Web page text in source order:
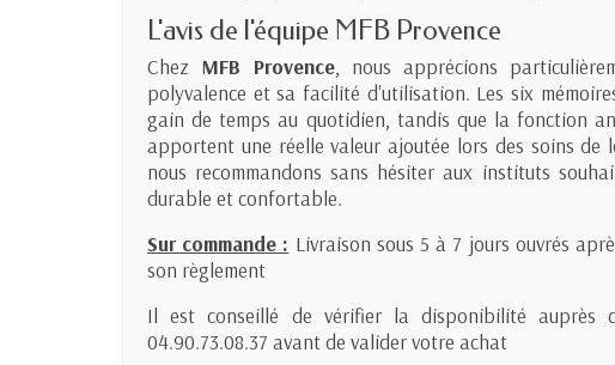
L'avis de l'équipe MFB Provence
Chez MFB Provence, nous apprécions
polyvalence et sa facilité d'utilisation. Les six
gain de temps au quotidien, tandis que la fonction
apportent une réelle valeur ajoutée lors des soins de
nous recommandons sans hésiter aux instituts
durable et confortable.
Sur commande : Livraison sous 5 à 7 jours ouvrés
son règlement
Il est conseillé de vérifier la disponibilité auprès
04.90.73.08.37 avant de valider votre achat